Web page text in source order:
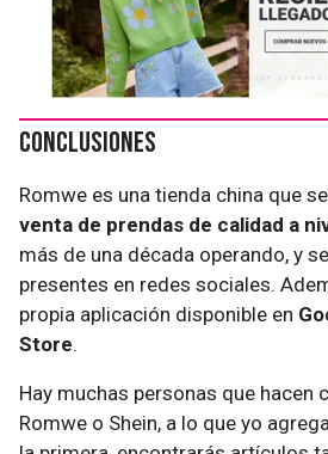
Conclusiones
Romwe es una tienda china que
venta de prendas de calidad a
más de una década operando, y
presentes en redes sociales.
propia aplicación disponible en
Store.
Hay muchas personas que hacen
Romwe o Shein, a lo que yo